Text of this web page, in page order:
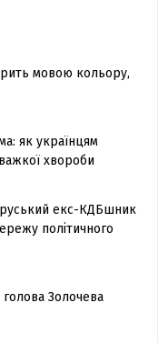
мовою кольору,
як українцям
хвороби
екс-КДБшник
політичного
голова Золочева